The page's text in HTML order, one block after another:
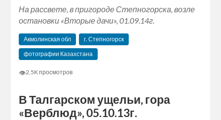
На рассвете, в пригороде Степногорска, возле
остановки «Вторые дачи», 01.09.14г.
Акмолинская обл
г. Степногорск
фотографии Казахстана
👁2.5K просмотров
В Талгарском ущельи, гора
«Верблюд», 05.10.13г.